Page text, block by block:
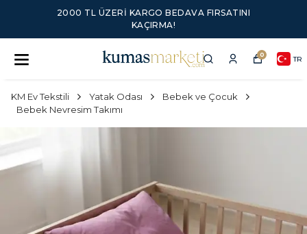
2000 TL ÜZERI KARGO BEDAVA FIRSATINI
KAÇIRMA!
0 TR
KM Ev Tekstili Yatak Odası
Bebek ve Çocuk
Bebek Nevresim Takımı